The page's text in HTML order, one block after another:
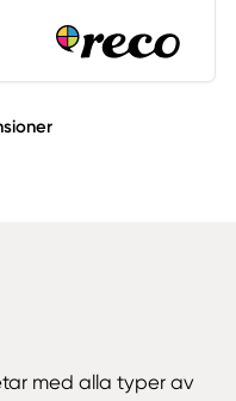
med alla typer av